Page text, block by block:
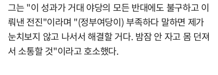
그는 "이 성과가 거대 야당의 모든 반대에도 불구하고 이
뤄낸 전진"이라며 "(정부여당이) 부족하다 말하면 제가
눈치보지 않고 나서서 해결할 거다. 밤잠 안 자고 몸 던져
서 소통할 것"이라고 호소했다.